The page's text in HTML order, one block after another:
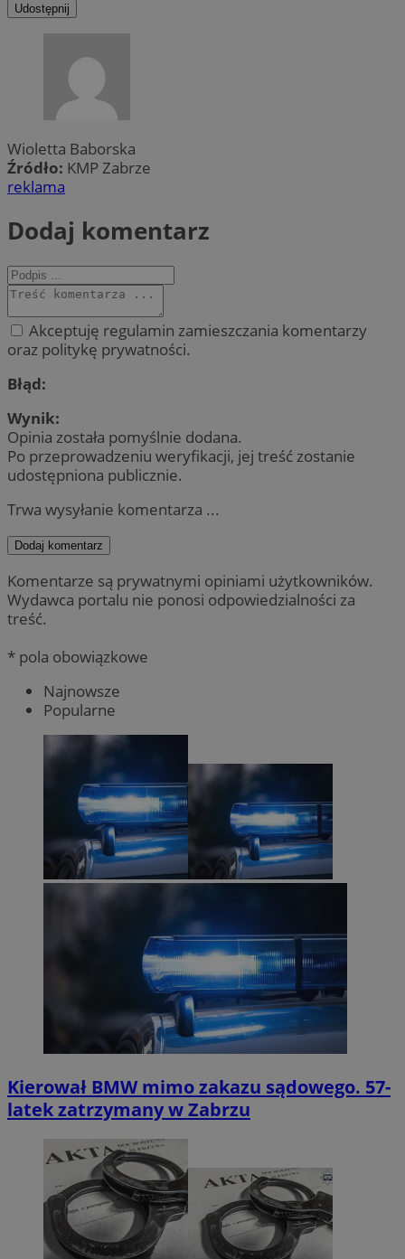
Udostępnij
Wioletta Baborska
Źródło: KMP Zabrze
reklama
Dodaj komentarz
Akceptuję regulamin zamieszczania komentarzy
oraz politykę prywatności.
Błąd:
Wynik:
Opinia została pomyślnie dodana.
Po przeprowadzeniu weryfikacji, jej treść zostanie
udostępniona publicznie.
Trwa wysyłanie komentarza ...
Dodaj komentarz
Komentarze są prywatnymi opiniami użytkowników.
Wydawca portalu nie ponosi odpowiedzialności za
treść.
* pola obowiązkowe
Najnowsze
Popularne
Kierował BMW mimo zakazu sądowego. 57-
latek zatrzymany w Zabrzu